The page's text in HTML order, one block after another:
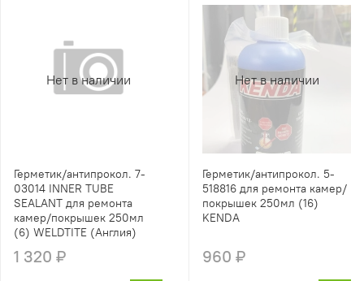
Нет в наличии
Герметик/антипрокол. 7-
03014 INNER TUBE
SEALANT для ремонта
камер/покрышек 250мл
(6) WELDTITE (Англия)
1 320 ₽
Нет в наличии
Герметик/антипрокол. 5-
518816 для ремонта камер/
покрышек 250мл (16)
KENDA
960 ₽